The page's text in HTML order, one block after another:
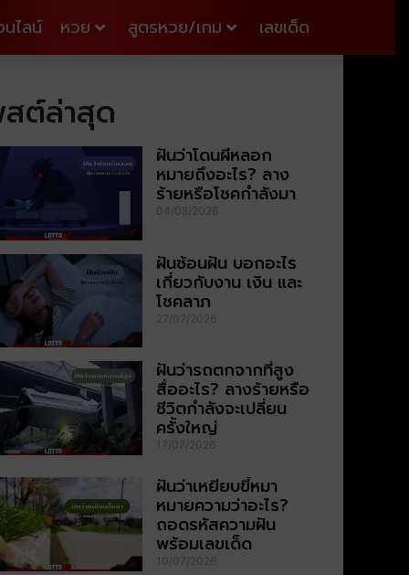
ไลน์ หวย สูตรหวย/เกม เลขเด็ด
ต์ล่าสุด
ฝันว่าโดนผีหลอก
หมายถึงอะไร? ลาง
ร้ายหรือโชคกำลังมา
04/08/2026
ฝันซ้อนฝัน บอกอะไร
เกี่ยวกับงาน เงิน และ
โชคลาภ
27/07/2026
ฝันว่ารถตกจากที่สูง
สื่ออะไร? ลางร้ายหรือ
ชีวิตกำลังจะเปลี่ยน
ครั้งใหญ่
17/07/2026
ฝันว่าเหยียบขี้หมา
หมายความว่าอะไร?
ถอดรหัสความฝัน
พร้อมเลขเด็ด
10/07/2026